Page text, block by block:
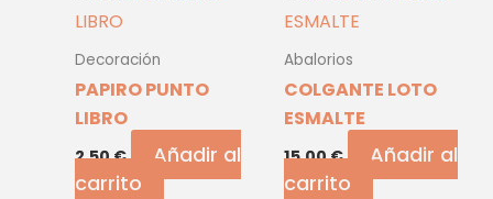
Decoración
PAPIRO PUNTO
LIBRO
2,50€
Añadir al
carrito
Abalorios
COLGANTE LOTO
ESMALTE
15,00€
Añadir al
carrito